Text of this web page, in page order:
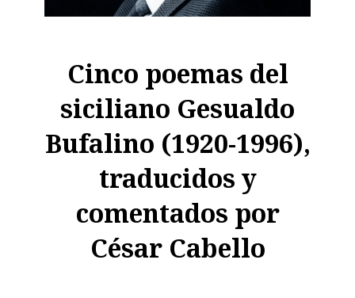
Cinco poemas del
siciliano Gesualdo
Bufalino (1920-1996),
traducidos y
comentados por
César Cabello